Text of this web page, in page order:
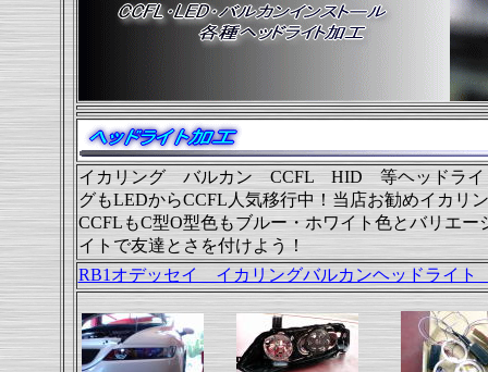
イカリング バルカン CCFL HID 等ヘッドライ
グもLEDからCCFL人気移行中！当店お勧めイカリ
CCFLもC型O型色もブルー・ホワイト色とバリエ
イトで友達とさを付けよう！
RB1オデッセイ イカリングバルカンヘッドライ